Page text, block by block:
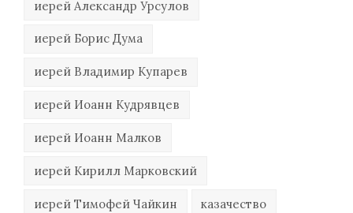
иерей Александр Урсулов
иерей Борис Дума
иерей Владимир Купарев
иерей Иоанн Кудрявцев
иерей Иоанн Малков
иерей Кирилл Марковский
иерей Тимофей Чайкин казачество